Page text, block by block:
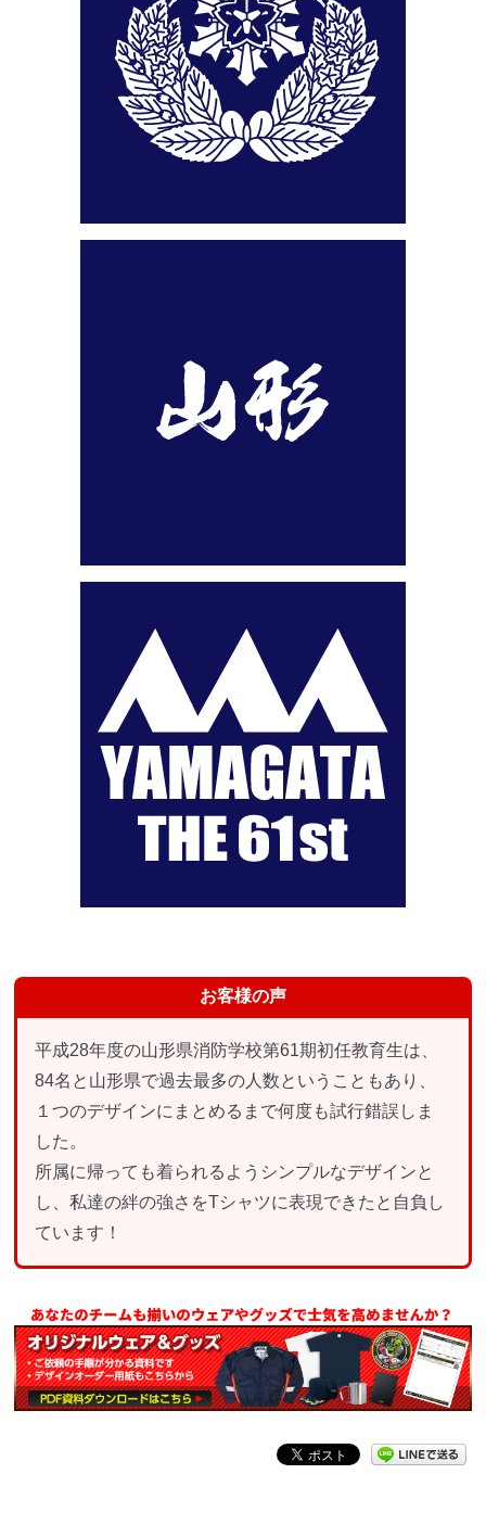
お客様の声
平成28年度の山形県消防学校第61期初任教育生は、
84名と山形県で過去最多の人数ということもあり、
１つのデザインにまとめるまで何度も試行錯誤しま
した。
所属に帰っても着られるようシンプルなデザインと
し、私達の絆の強さをTシャツに表現できたと自負し
ています！